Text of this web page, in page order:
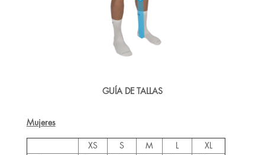
GUÍA DE TALLAS
Mujeres
XS S M
XL